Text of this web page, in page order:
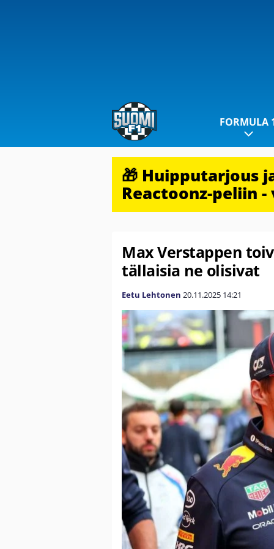
FORMULA
🎁 Huipputarjous
Reactoonz-peliin
Max Verstappen
tällaisia ne olisivat
Eetu Lehtonen 20.11.2025 14:21